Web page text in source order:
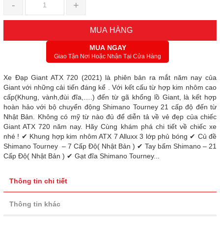
- +
MUA HÀNG
MUA NGAY
Giao Tận Nơi Hoặc Nhận Tại Cửa Hàng
Xe Đạp Giant ATX 720 (2021) là phiên bản ra mắt năm nay của
Giant với những cải tiến đáng kể . Với kết cấu từ hợp kim nhôm cao
cấp(Khung, vành,đùi đĩa,….) đến từ gã khổng lồ Giant, là kết hợp
hoàn hảo với bộ chuyển động Shimano Tourney 21 cấp độ đến từ
Nhật Bản. Không có mỹ từ nào đủ để diễn tả về vẻ đẹp của chiếc
Giant ATX 720 năm nay. Hãy Cùng khám phá chi tiết về chiếc xe
nhé ! ✔ Khung hợp kim nhôm ATX 7 Alluxx 3 lớp phủ bóng ✔ Củ đề
Shimano Tourney – 7 Cấp Độ( Nhật Bản ) ✔ Tay bấm Shimano – 21
Cấp Độ( Nhật Bản ) ✔ Gạt đĩa Shimano Tourney...
Thông tin chi tiết
Thông tin khác